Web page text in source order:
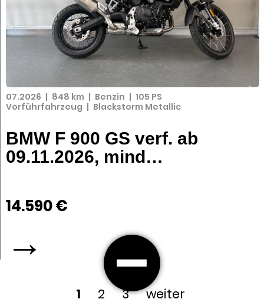
07.2026 | 848 km | Benzin | 105 PS
Vorführfahrzeug | Blackstorm Metallic
BMW F 900 GS verf. ab
09.11.2026, mind…
14.590 €
→
1 2 3 weiter